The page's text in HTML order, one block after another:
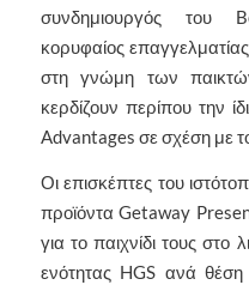
συνδημιουργός του
κορυφαίος
στη γνώμη των
κερδίζουν περίπου την
Advantages σε σχέση με
Οι επισκέπτες του
προϊόντα Getaway
για το παιχνίδι τους στο
ενότητας HGS ανά θέση